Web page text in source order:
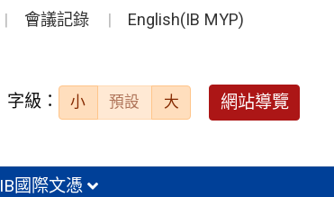
會議記錄 English(IB MYP)
字級： 小 預設 大 網站導覽
IB國際文憑